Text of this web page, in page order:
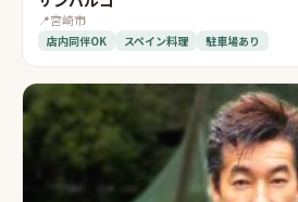
📍宮崎市
店内同伴OK スペイン料理 駐車場あり